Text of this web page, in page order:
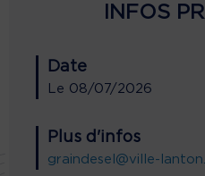
INFOS
Date
Le 08/07/2026
Plus d'infos
graindesel@ville-